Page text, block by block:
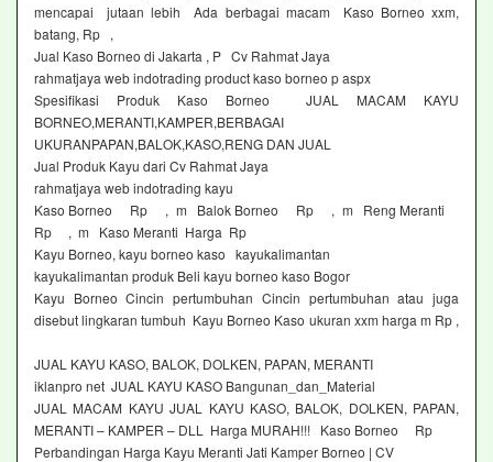
mencapai jutaan lebih Ada berbagai macam Kaso Borneo xxm,
batang, Rp ,
Jual Kaso Borneo di Jakarta , P Cv Rahmat Jaya
rahmatjaya web indotrading product kaso borneo p aspx
Spesifikasi Produk Kaso Borneo JUAL MACAM KAYU
BORNEO,MERANTI,KAMPER,BERBAGAI
UKURANPAPAN,BALOK,KASO,RENG DAN JUAL
Jual Produk Kayu dari Cv Rahmat Jaya
rahmatjaya web indotrading kayu
Kaso Borneo Rp , m Balok Borneo Rp , m Reng Meranti
Rp , m Kaso Meranti Harga Rp
Kayu Borneo, kayu borneo kaso kayukalimantan
kayukalimantan produk Beli kayu borneo kaso Bogor
Kayu Borneo Cincin pertumbuhan Cincin pertumbuhan atau juga
disebut lingkaran tumbuh Kayu Borneo Kaso ukuran xxm harga m Rp ,
JUAL KAYU KASO, BALOK, DOLKEN, PAPAN, MERANTI
iklanpro net JUAL KAYU KASO Bangunan_dan_Material
JUAL MACAM KAYU JUAL KAYU KASO, BALOK, DOLKEN, PAPAN,
MERANTI – KAMPER – DLL Harga MURAH!!! Kaso Borneo Rp
Perbandingan Harga Kayu Meranti Jati Kamper Borneo | CV